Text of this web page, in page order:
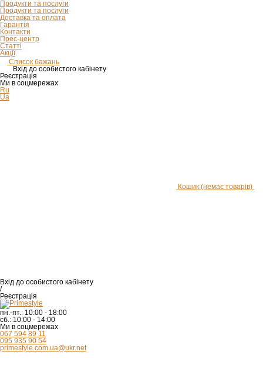
Продукти та послуги
Продукти та послуги
Доставка та оплата
Гарантія
Контакти
Прес-центр
Статті
Акції
Список бажань
Вхід до особистого кабінету
Реєстрація
Ми в соцмережах
Ru
Ua
Кошик (немає товарів)
Вхід до особистого кабінету
/
Реєстрація
пн.-пт.: 10:00 - 18:00
сб.: 10:00 - 14:00
Ми в соцмережах
067 594 89 11
095 935 90 54
primestyle.com.ua@ukr.net